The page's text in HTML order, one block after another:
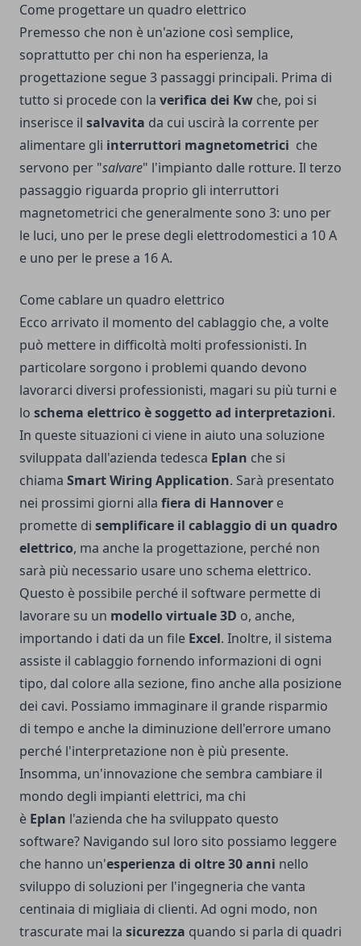
Come progettare un quadro elettrico
Premesso che non è un'azione così semplice,
soprattutto per chi non ha esperienza, la
progettazione segue 3 passaggi principali. Prima di
tutto si procede con la verifica dei Kw che, poi si
inserisce il salvavita da cui uscirà la corrente per
alimentare gli interruttori magnetometrici che
servono per "salvare" l'impianto dalle rotture. Il terzo
passaggio riguarda proprio gli interruttori
magnetometrici che generalmente sono 3: uno per
le luci, uno per le prese degli elettrodomestici a 10 A
e uno per le prese a 16 A.
Come cablare un quadro elettrico
Ecco arrivato il momento del cablaggio che, a volte
può mettere in difficoltà molti professionisti. In
particolare sorgono i problemi quando devono
lavorarci diversi professionisti, magari su più turni e
lo schema elettrico è soggetto ad interpretazioni.
In queste situazioni ci viene in aiuto una soluzione
sviluppata dall'azienda tedesca Eplan che si
chiama Smart Wiring Application. Sarà presentato
nei prossimi giorni alla fiera di Hannover e
promette di semplificare il cablaggio di un quadro
elettrico, ma anche la progettazione, perché non
sarà più necessario usare uno schema elettrico.
Questo è possibile perché il software permette di
lavorare su un modello virtuale 3D o, anche,
importando i dati da un file Excel. Inoltre, il sistema
assiste il cablaggio fornendo informazioni di ogni
tipo, dal colore alla sezione, fino anche alla posizione
dei cavi. Possiamo immaginare il grande risparmio
di tempo e anche la diminuzione dell'errore umano
perché l'interpretazione non è più presente.
Insomma, un'innovazione che sembra cambiare il
mondo degli impianti elettrici, ma chi
è Eplan l'azienda che ha sviluppato questo
software? Navigando sul loro sito possiamo leggere
che hanno un'esperienza di oltre 30 anni nello
sviluppo di soluzioni per l'ingegneria che vanta
centinaia di migliaia di clienti. Ad ogni modo, non
trascurate mai la sicurezza quando si parla di quadri